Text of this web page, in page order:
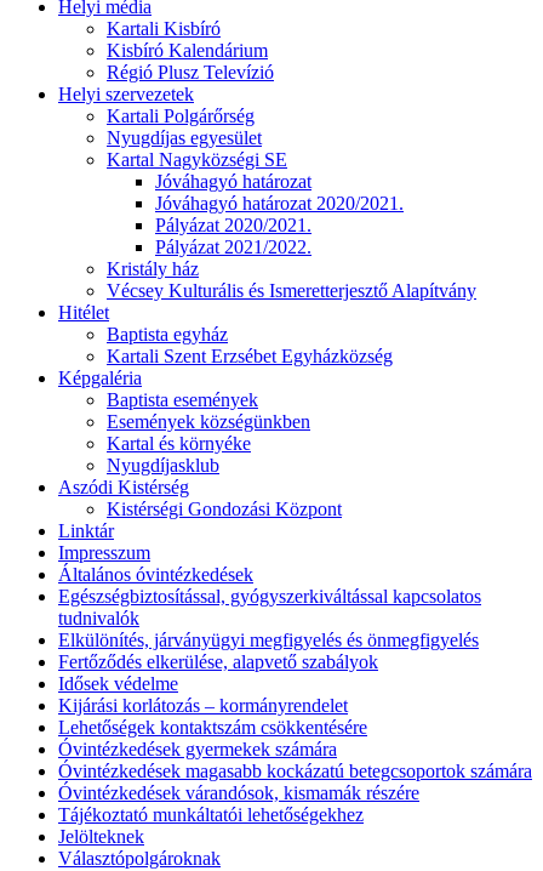
Helyi média
Kartali Kisbíró
Kisbíró Kalendárium
Régió Plusz Televízió
Helyi szervezetek
Kartali Polgárőrség
Nyugdíjas egyesület
Kartal Nagyközségi SE
Jóváhagyó határozat
Jóváhagyó határozat 2020/2021.
Pályázat 2020/2021.
Pályázat 2021/2022.
Kristály ház
Vécsey Kulturális és Ismeretterjesztő Alapítvány
Hitélet
Baptista egyház
Kartali Szent Erzsébet Egyházközség
Képgaléria
Baptista események
Események községünkben
Kartal és környéke
Nyugdíjasklub
Aszódi Kistérség
Kistérségi Gondozási Központ
Linktár
Impresszum
Általános óvintézkedések
Egészségbiztosítással, gyógyszerkiváltással kapcsolatos
tudnivalók
Elkülönítés, járványügyi megfigyelés és önmegfigyelés
Fertőződés elkerülése, alapvető szabályok
Idősek védelme
Kijárási korlátozás – kormányrendelet
Lehetőségek kontaktszám csökkentésére
Óvintézkedések gyermekek számára
Óvintézkedések magasabb kockázatú betegcsoportok számára
Óvintézkedések várandósok, kismamák részére
Tájékoztató munkáltatói lehetőségekhez
Jelölteknek
Választópolgároknak